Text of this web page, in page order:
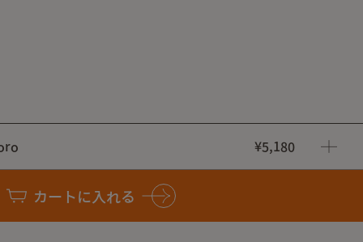
¥5,180
カートに入れる